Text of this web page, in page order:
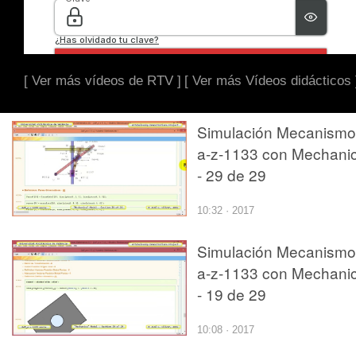
[ Ver más vídeos de RTV ] [ Ver más Vídeos didácticos
Simulación Mecanismo
a-z-1133 con
- 29 de 29
10:32 · 2017
Simulación Mecanismo
a-z-1133 con
- 19 de 29
10:08 · 2017